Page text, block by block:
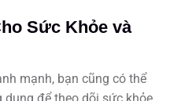
Sức Khỏe và
mạnh, bạn cũng có thể
để theo dõi sức khỏe